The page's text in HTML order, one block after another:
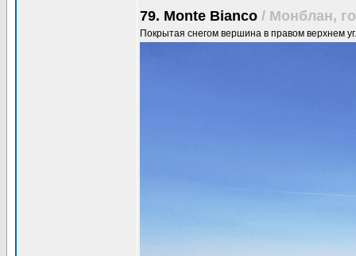
79. Monte Bianco / Монблан,
Покрытая снегом вершина в правом верхнем